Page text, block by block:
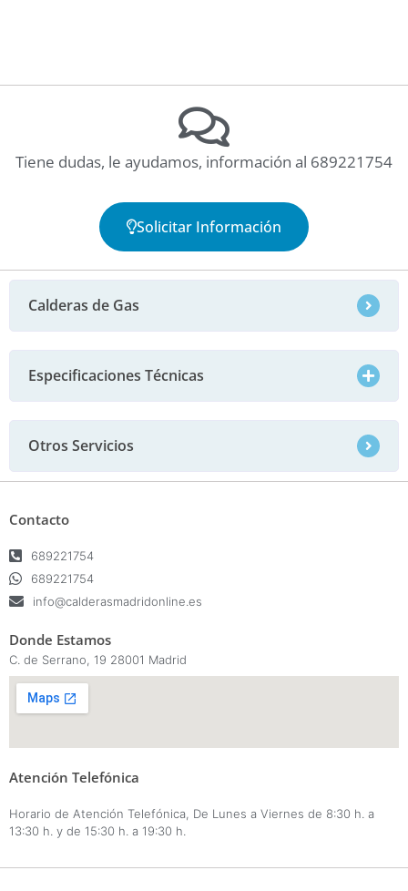
Tiene dudas, le ayudamos, información al 689221754
Solicitar Información
Calderas de Gas
Especificaciones Técnicas
Otros Servicios
Contacto
689221754
689221754
info@calderasmadridonline.es
Donde Estamos
C. de Serrano, 19 28001 Madrid
Atención Telefónica
Horario de Atención Telefónica, De Lunes a Viernes de 8:30 h. a
13:30 h. y de 15:30 h. a 19:30 h.